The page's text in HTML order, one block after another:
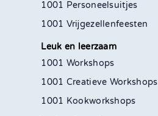
1001 Personeelsuitjes
1001 Vrijgezellenfeesten
Leuk en leerzaam
1001 Workshops
1001 Creatieve Workshops
1001 Kookworkshops